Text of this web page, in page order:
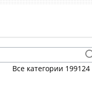
Все категории 199124